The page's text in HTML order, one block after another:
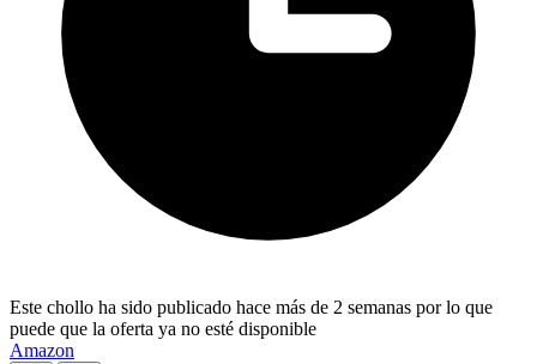
Este chollo ha sido publicado hace más de 2 semanas por lo que
puede que la oferta ya no esté disponible
Amazon